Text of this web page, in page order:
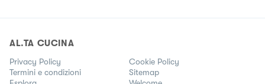
AL.TA CUCINA
Privacy Policy
Cookie Policy
Termini e condizioni
Sitemap